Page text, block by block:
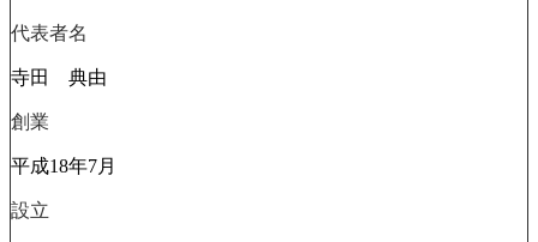
代表者名
寺田 典由
創業
平成18年7月
設立